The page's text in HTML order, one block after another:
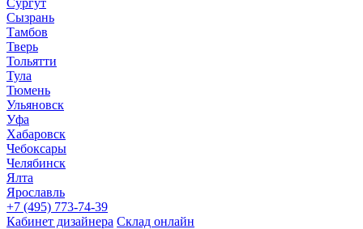
Сургут
Сызрань
Тамбов
Тверь
Тольятти
Тула
Тюмень
Ульяновск
Уфа
Хабаровск
Чебоксары
Челябинск
Ялта
Ярославль
+7 (495) 773-74-39
Кабинет дизайнера Склад онлайн